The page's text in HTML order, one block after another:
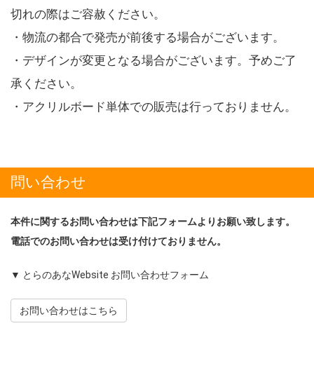
切れの際はご容赦ください。
・物流の都合で発売が前後する場合がございます。
・デザインが変更となる場合がございます。予めご了
承ください。
・アクリルボード単体での販売は行っておりません。
問い合わせ
本件に関するお問い合わせは下記フォームよりお願い致します。
電話でのお問い合わせは受け付けておりません。
▼ とらのあなWebsite お問い合わせフォーム
お問い合わせはこちら